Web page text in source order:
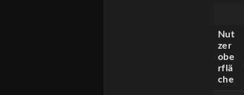
Nut
zer
obe
rflä
che